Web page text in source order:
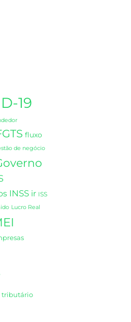
19
fluxo
de negócio
INSS ir ISS
Lucro Real
tributário